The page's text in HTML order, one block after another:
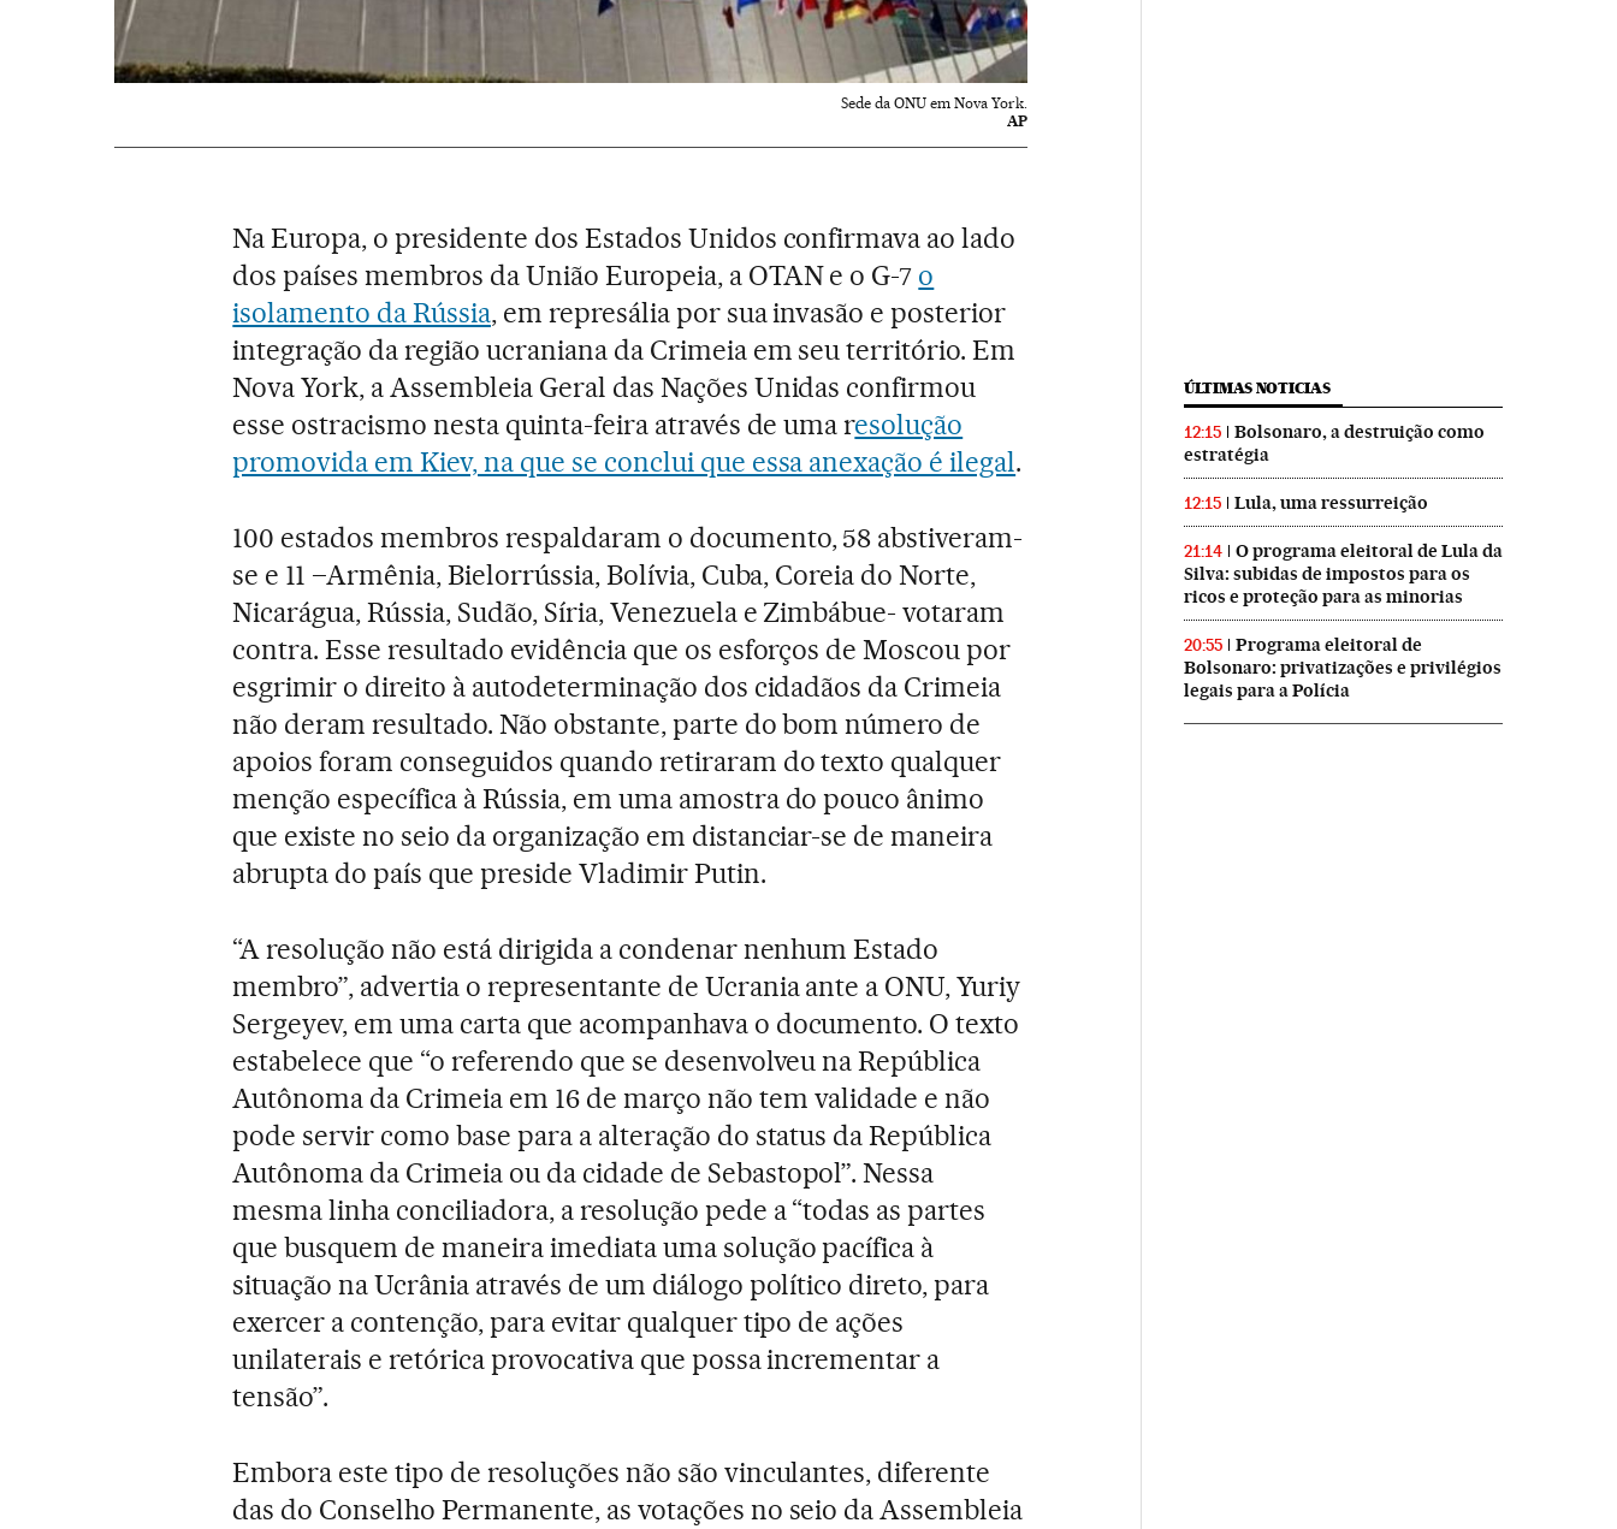
Sede da ONU em Nova York.
AP
Na Europa, o presidente dos Estados Unidos confirmava ao lado
dos países membros da União Europeia, a OTAN e o G-7 o
isolamento da Rússia, em represália por sua invasão e posterior
integração da região ucraniana da Crimeia em seu território. Em
Nova York, a Assembleia Geral das Nações Unidas confirmou
esse ostracismo nesta quinta-feira através de uma resolução
promovida em Kiev, na que se conclui que essa anexação é ilegal.
100 estados membros respaldaram o documento, 58 abstiveram-
se e 11 –Armênia, Bielorrússia, Bolívia, Cuba, Coreia do Norte,
Nicarágua, Rússia, Sudão, Síria, Venezuela e Zimbábue- votaram
contra. Esse resultado evidência que os esforços de Moscou por
esgrimir o direito à autodeterminação dos cidadãos da Crimeia
não deram resultado. Não obstante, parte do bom número de
apoios foram conseguidos quando retiraram do texto qualquer
menção específica à Rússia, em uma amostra do pouco ânimo
que existe no seio da organização em distanciar-se de maneira
abrupta do país que preside Vladimir Putin.
“A resolução não está dirigida a condenar nenhum Estado
membro”, advertia o representante de Ucrania ante a ONU, Yuriy
Sergeyev, em uma carta que acompanhava o documento. O texto
estabelece que “o referendo que se desenvolveu na República
Autônoma da Crimeia em 16 de março não tem validade e não
pode servir como base para a alteração do status da República
Autônoma da Crimeia ou da cidade de Sebastopol”. Nessa
mesma linha conciliadora, a resolução pede a “todas as partes
que busquem de maneira imediata uma solução pacífica à
situação na Ucrânia através de um diálogo político direto, para
exercer a contenção, para evitar qualquer tipo de ações
unilaterais e retórica provocativa que possa incrementar a
tensão”.
Embora este tipo de resoluções não são vinculantes, diferente
das do Conselho Permanente, as votações no seio da Assembleia
ÚLTIMAS NOTICIAS
12:15
Bolsonaro, a destruição como
estratégia
12:15 Lula, uma ressurreição
21:14
O programa eleitoral de Lula da
Silva: subidas de impostos para os
ricos e proteção para as minorias
20:55
Programa eleitoral de
Bolsonaro: privatizações e privilégios
legais para a Polícia